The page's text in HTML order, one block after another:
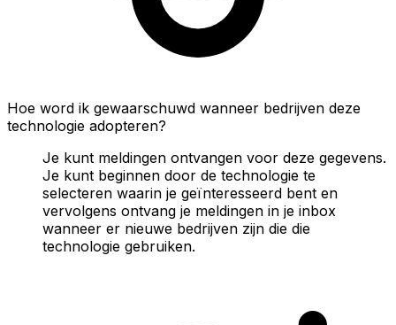
Hoe word ik gewaarschuwd wanneer bedrijven deze
technologie adopteren?
Je kunt meldingen ontvangen voor deze gegevens.
Je kunt beginnen door de technologie te
selecteren waarin je geïnteresseerd bent en
vervolgens ontvang je meldingen in je inbox
wanneer er nieuwe bedrijven zijn die die
technologie gebruiken.